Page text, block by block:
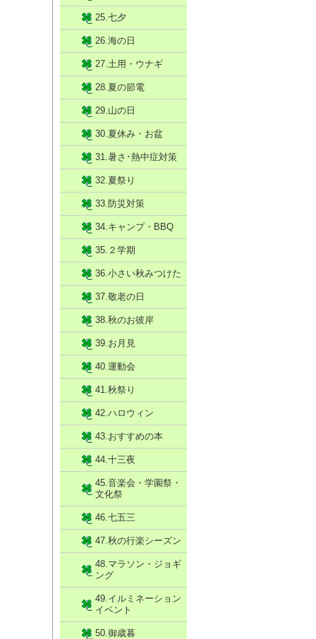
25.七夕
26.海の日
27.土用・ウナギ
28.夏の節電
29.山の日
30.夏休み・お盆
31.暑さ･熱中症対策
32.夏祭り
33.防災対策
34.キャンプ・BBQ
35.２学期
36.小さい秋みつけた
37.敬老の日
38.秋のお彼岸
39.お月見
40.運動会
41.秋祭り
42.ハロウィン
43.おすすめの本
44.十三夜
45.音楽会・学園祭・
文化祭
46.七五三
47.秋の行楽シーズン
48.マラソン・ジョギ
ング
49.イルミネーション
イベント
50.御歳暮